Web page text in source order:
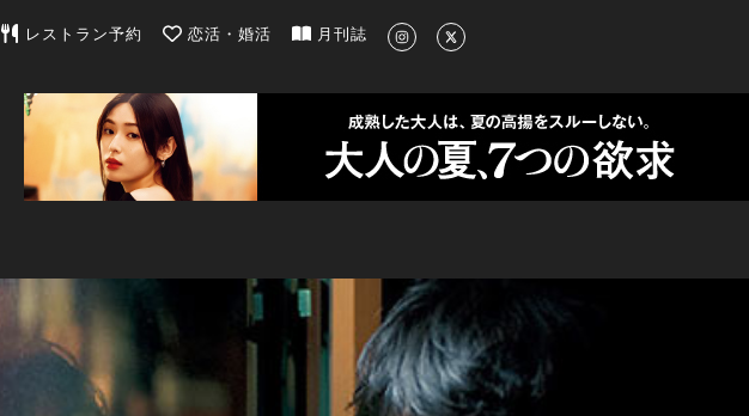
東京カレンダー | 最新のグルメ、洗練されたライフスタイル情報
レストラン予約 恋活・婚活 月刊誌